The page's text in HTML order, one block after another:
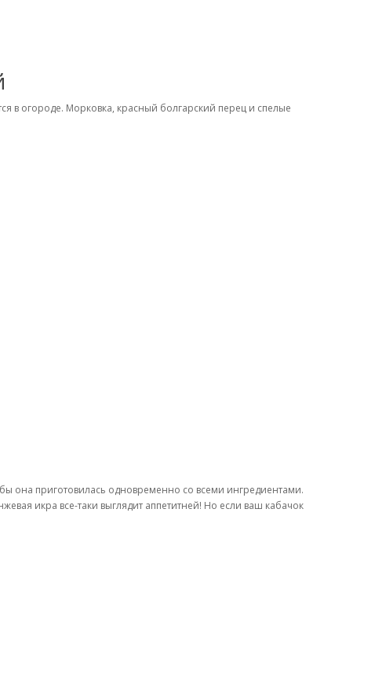
в огороде. Морковка, красный болгарский перец и спелые
она приготовилась одновременно со всеми ингредиентами.
икра все-таки выглядит аппетитней! Но если ваш кабачок